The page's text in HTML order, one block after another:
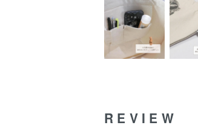
REVIEW